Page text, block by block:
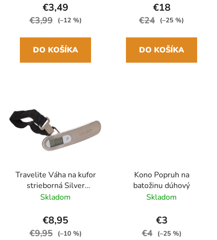
€3,49
€3,99 (–12 %)
DO KOŠÍKA
€18
€24 (–25 %)
DO KOŠÍKA
Travelite Váha na kufor
strieborná Silver
Digitálna
Skladom
€8,95
€9,95 (–10 %)
Kono Popruh na
batožinu dúhový
Skladom
€3
€4 (–25 %)